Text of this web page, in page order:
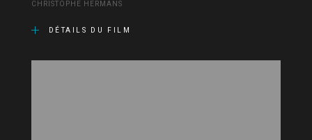
CHRISTOPHE HERMANS
DÉTAILS DU FILM